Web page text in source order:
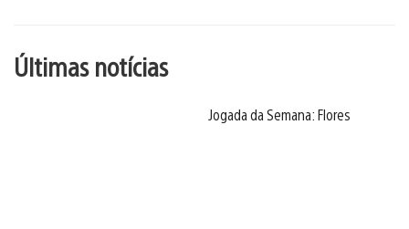
Últimas notícias
Jogada da Semana: Flores